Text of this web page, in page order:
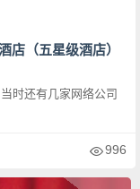
店（五星级酒店）
时还有几家网络公司
996